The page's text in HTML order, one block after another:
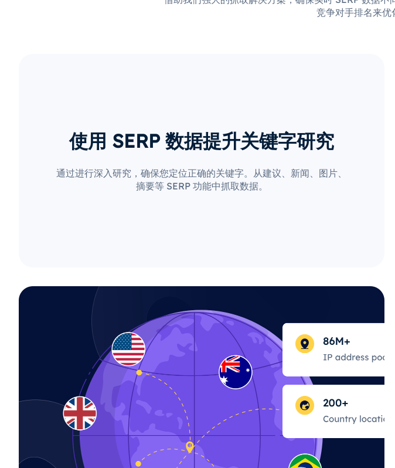
竞争对手排名来优
使用 SERP 数据提升关键字研究
通过进行深入研究，确保您定位正确的关键字。从建议、新闻、图片、
摘要等 SERP 功能中抓取数据。